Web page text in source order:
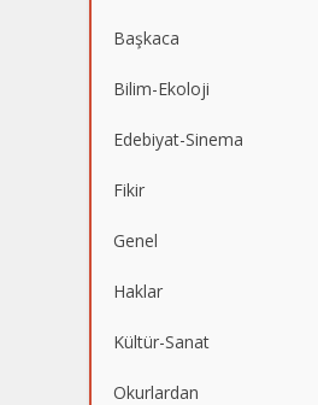
Başkaca
Bilim-Ekoloji
Edebiyat-Sinema
Fikir
Genel
Haklar
Kültür-Sanat
Okurlardan